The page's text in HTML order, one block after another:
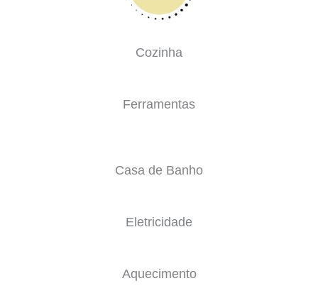
Cozinha
Ferramentas
Casa de Banho
Eletricidade
Aquecimento